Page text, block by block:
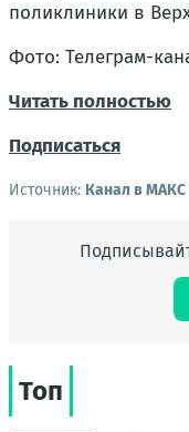
поликлиники в
Фото: Телеграм-
Читать полностью
Подписаться
Источник: Канал в МАКС
Топ